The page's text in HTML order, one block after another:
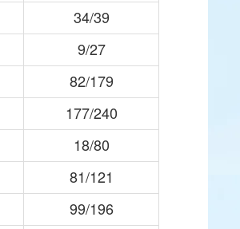
34/39
9/27
82/179
177/240
18/80
81/121
99/196